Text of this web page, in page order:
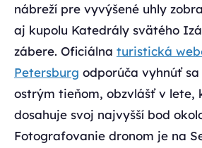
nábreží pre vyvýšené uhly
aj kupolu Katedrály svätého
zábere. Oficiálna turistická
Petersburg odporúča vyhnúť
ostrým tieňom, obzvlášť v lete,
dosahuje svoj najvyšší bod
Fotografovanie dronom je na